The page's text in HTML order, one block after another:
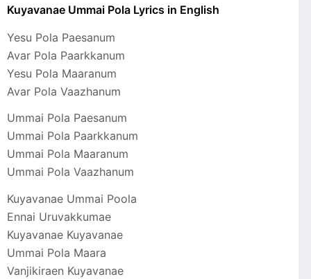
Kuyavanae Ummai Pola Lyrics in English
Yesu Pola Paesanum
Avar Pola Paarkkanum
Yesu Pola Maaranum
Avar Pola Vaazhanum
Ummai Pola Paesanum
Ummai Pola Paarkkanum
Ummai Pola Maaranum
Ummai Pola Vaazhanum
Kuyavanae Ummai Poola
Ennai Uruvakkumae
Kuyavanae Kuyavanae
Ummai Pola Maara
Vanjikiraen Kuyavanae